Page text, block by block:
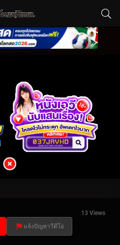
13 Views
แจ้งปัญหาวีดีโอ